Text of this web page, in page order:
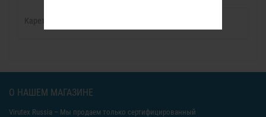
Каретка CA66F (для AS93)
О НАШЕМ МАГАЗИНЕ
Virutex Russia – Мы продаем только сертифицированный